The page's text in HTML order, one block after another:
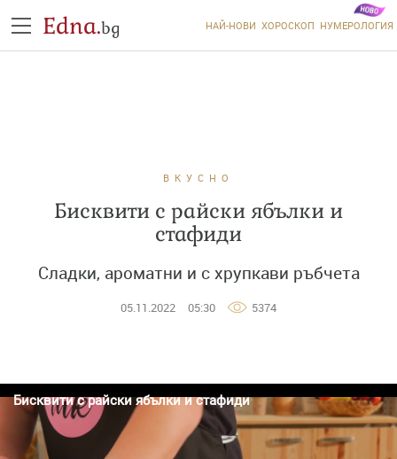
Edna.bg НАЙ-НОВИ ХОРОСКОП НУМЕРОЛОГИЯ
ВКУСНО
Бисквити с райски ябълки и
стафиди
Сладки, ароматни и с хрупкави ръбчета
05.11.2022 05:30 5374